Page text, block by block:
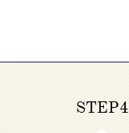
STEP4